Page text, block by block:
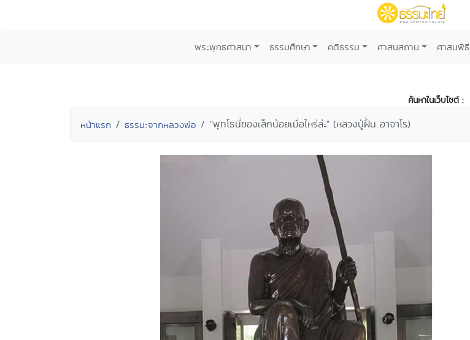
พระพุทธศาสนา ธรรมศึกษา คติธรรม ศาสนสถาน ศาสนพิธี
ค้นหาในเว็บไซต์ :
หน้าแรก ธรรมะจากหลวงพ่อ "พุทโธนี่ของเล็กน้อยเมื่อไหร่ล่ะ" (หลวงปู่ฝั้น อาจาโร)